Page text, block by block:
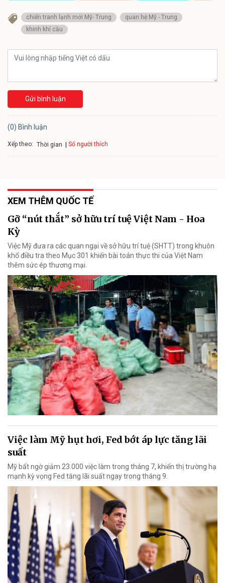
chiến tranh lạnh mới Mỹ- Trung
quan hệ Mỹ - Trung
khinh khí cầu
Gửi bình luận
(0) Bình luận
Xếp theo: Thời gian Số người thích
XEM THÊM QUỐC TẾ
Gỡ “nút thắt” sở hữu trí tuệ Việt Nam - Hoa
Kỳ
Việc Mỹ đưa ra các quan ngại về sở hữu trí tuệ (SHTT) trong khuôn
khổ điều tra theo Mục 301 khiến bài toán thực thi của Việt Nam
thêm sức ép thương mại.
Việc làm Mỹ hụt hơi, Fed bớt áp lực tăng lãi
suất
Mỹ bất ngờ giảm 23.000 việc làm trong tháng 7, khiến thị trường hạ
mạnh kỳ vọng Fed tăng lãi suất ngay trong tháng 9.